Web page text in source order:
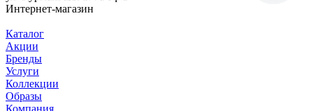
Интернет-магазин
Каталог
Акции
Бренды
Услуги
Коллекции
Образы
Компания